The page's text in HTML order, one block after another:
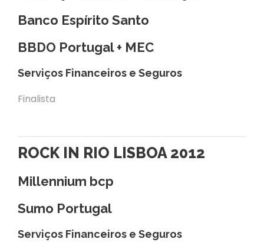
Banco Espírito Santo
BBDO Portugal + MEC
Serviços Financeiros e Seguros
Finalista
ROCK IN RIO LISBOA 2012
Millennium bcp
Sumo Portugal
Serviços Financeiros e Seguros